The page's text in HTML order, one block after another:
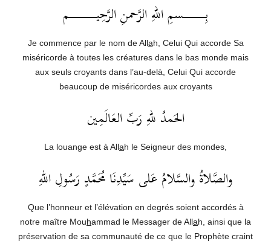
بِــــــــــــــــــسمِ اللهِ الرَّحمنِ الرَّحِيــــــــــــــــــــــم
Je commence par le nom de Allah, Celui Qui accorde Sa
miséricorde à toutes les créatures dans le bas monde mais
aux seuls croyants dans l’au-delà, Celui Qui accorde
beaucoup de miséricordes aux croyants
الحَمدُ للهِ رَبِّ العَالَمِين
La louange est à Allah le Seigneur des mondes,
والصَّلاةُ والسَّلامُ عَلى سَيِّدِنَا مُحَمَّدٍ رَسُولِ اللهِ
Que l’honneur et l’élévation en degrés soient accordés à
notre maître Mouhammad le Messager de Allah, ainsi que la
préservation de sa communauté de ce que le Prophète craint